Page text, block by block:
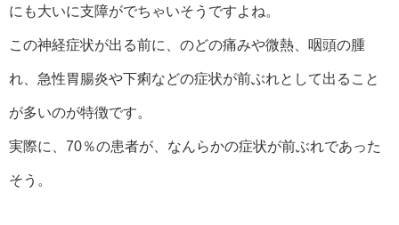
にも大いに支障がでちゃいそうですよね。
この神経症状が出る前に、のどの痛みや微熱、咽頭の腫
れ、急性胃腸炎や下痢などの症状が前ぶれとして出ること
が多いのが特徴です。
実際に、70％の患者が、なんらかの症状が前ぶれであった
そう。